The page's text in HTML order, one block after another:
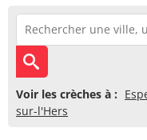
Voir les crèches à :
sur-l'Hers